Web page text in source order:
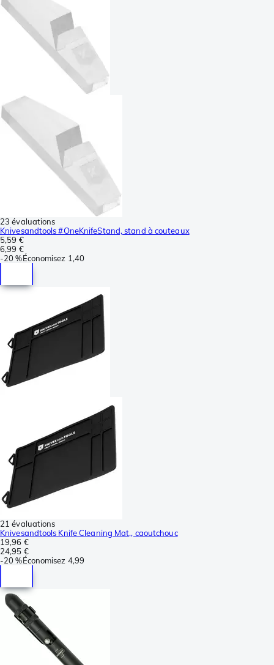
23 évaluations
Knivesandtools #OneKnifeStand, stand à couteaux
5,59 €
6,99 €
-20 %Économisez 1,40
21 évaluations
Knivesandtools Knife Cleaning Mat,, caoutchouc
19,96 €
24,95 €
-20 %Économisez 4,99